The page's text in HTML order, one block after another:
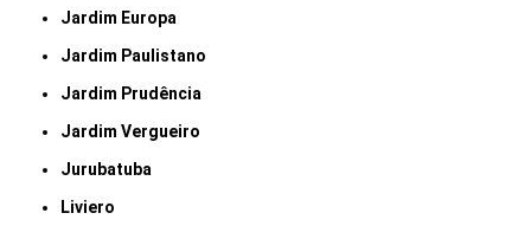
Jardim Europa
Jardim Paulistano
Jardim Prudência
Jardim Vergueiro
Jurubatuba
Liviero